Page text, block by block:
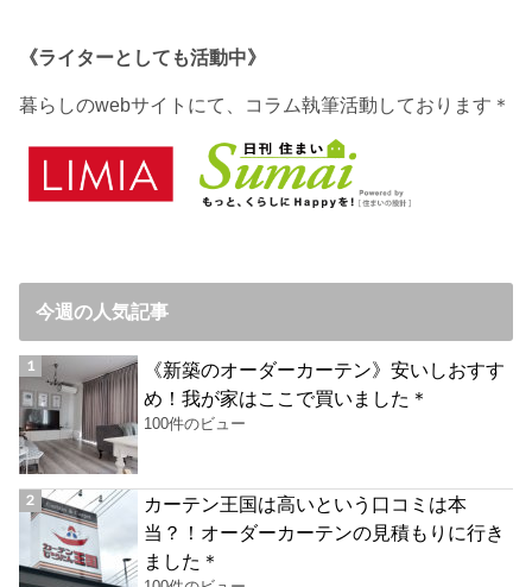
《ライターとしても活動中》
暮らしのwebサイトにて、コラム執筆活動しております＊
今週の人気記事
《新築のオーダーカーテン》安いしおすす
め！我が家はここで買いました＊
100件のビュー
カーテン王国は高いという口コミは本
当？！オーダーカーテンの見積もりに行き
ました＊